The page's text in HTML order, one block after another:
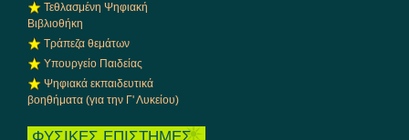
Τεθλασμένη Ψηφιακή
Βιβλιοθήκη
Τράπεζα θεμάτων
Υπουργείο Παιδείας
Ψηφιακά εκπαιδευτικά
βοηθήματα (για την Γ' Λυκείου)